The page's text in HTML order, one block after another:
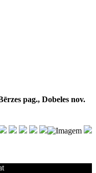
pag., Dobeles nov.